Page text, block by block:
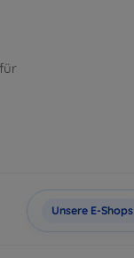
Unsere E-Shops